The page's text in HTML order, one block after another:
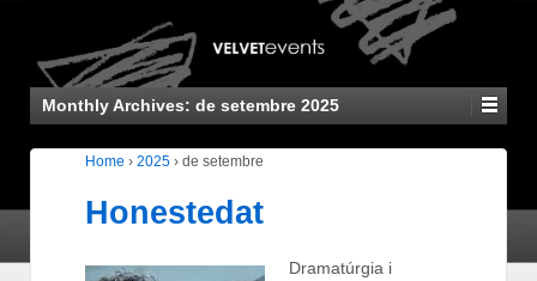
Monthly Archives: de setembre 2025
Home › 2025 › de setembre
Honestedat
Dramatúrgia i